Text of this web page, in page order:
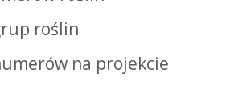
roślin
na projekcie